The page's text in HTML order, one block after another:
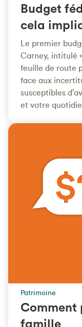
Budget
cela
Le premier
Carney, intitulé
feuille de route
face aux
susceptibles
et votre
Patrimoine
Comment
famille